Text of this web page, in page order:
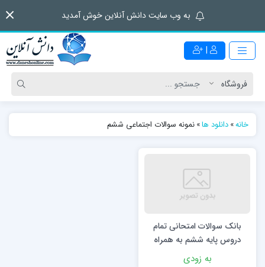
به وب سایت دانش آنلاین خوش آمدید
|
خانه»دانلود ها»نمونه سوالات اجتماعی ششم
بانک سوالات امتحانی تمام
دروس پایه ششم به همراه
جواب
به زودی